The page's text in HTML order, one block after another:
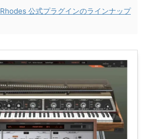
Rhodes 公式プラグインのラインナップ